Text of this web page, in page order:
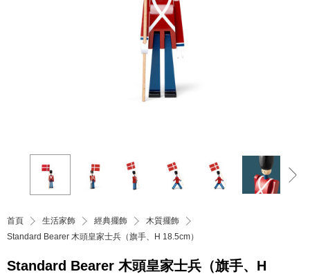
首頁 生活家飾 經典擺飾
木質擺飾
Standard Bearer 木頭皇家士兵（旗手、H 18.5cm）
Standard Bearer 木頭皇家士兵（旗手、H